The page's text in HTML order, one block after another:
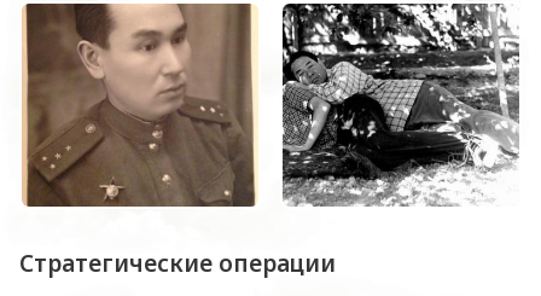
Стратегические операции